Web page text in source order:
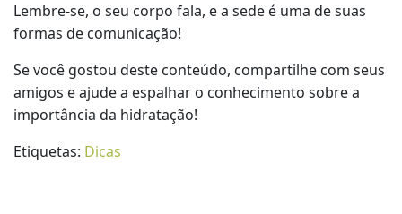
Lembre-se, o seu corpo fala, e a sede é uma de suas
formas de comunicação!
Se você gostou deste conteúdo, compartilhe com seus
amigos e ajude a espalhar o conhecimento sobre a
importância da hidratação!
Etiquetas: Dicas